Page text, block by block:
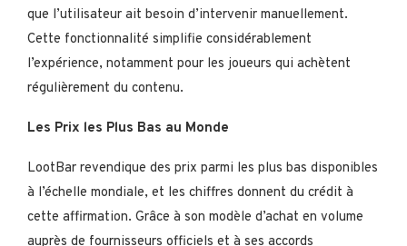
que l’utilisateur ait besoin d’intervenir manuellement.
Cette fonctionnalité simplifie considérablement
l’expérience, notamment pour les joueurs qui achètent
régulièrement du contenu.
Les Prix les Plus Bas au Monde
LootBar revendique des prix parmi les plus bas disponibles
à l’échelle mondiale, et les chiffres donnent du crédit à
cette affirmation. Grâce à son modèle d’achat en volume
auprès de fournisseurs officiels et à ses accords